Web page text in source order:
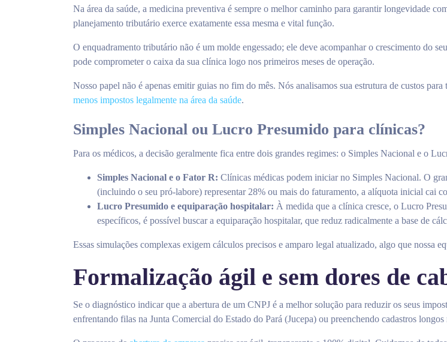
Na área da saúde, a medicina preventiva é sempre o melhor caminho para garantir longevidade
planejamento tributário exerce exatamente essa mesma e vital função.
O enquadramento tributário não é um molde engessado; ele deve acompanhar o crescimento do
pode comprometer o caixa da sua clínica logo nos primeiros meses de operação.
Nosso papel não é apenas emitir guias no fim do mês. Nós analisamos sua estrutura de custos
menos impostos legalmente na área da saúde.
Simples Nacional ou Lucro Presumido para clínicas?
Para os médicos, a decisão geralmente fica entre dois grandes regimes: o Simples Nacional e o
Simples Nacional e o Fator R: Clínicas médicas podem iniciar no Simples Nacional. O
(incluindo o seu pró-labore) representar 28% ou mais do faturamento, a alíquota inicial cai
Lucro Presumido e equiparação hospitalar: À medida que a clínica cresce, o Lucro
específicos, é possível buscar a equiparação hospitalar, que reduz radicalmente a base de
Essas simulações complexas exigem cálculos precisos e amparo legal atualizado, algo que nossa
Formalização ágil e sem dores de
Se o diagnóstico indicar que a abertura de um CNPJ é a melhor solução para reduzir os seus
enfrentando filas na Junta Comercial do Estado do Pará (Jucepa) ou preenchendo cadastros